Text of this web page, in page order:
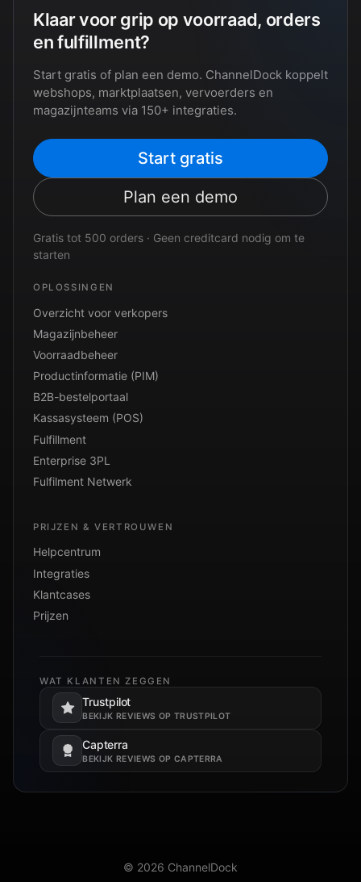
Klaar voor grip op voorraad, orders
en fulfillment?
Start gratis of plan een demo. ChannelDock koppelt
webshops, marktplaatsen, vervoerders en
magazijnteams via 150+ integraties.
Start gratis
Plan een demo
Gratis tot 500 orders · Geen creditcard nodig om te
starten
OPLOSSINGEN
Overzicht voor verkopers
Magazijnbeheer
Voorraadbeheer
Productinformatie (PIM)
B2B-bestelportaal
Kassasysteem (POS)
Fulfillment
Enterprise 3PL
Fulfilment Netwerk
PRIJZEN & VERTROUWEN
Helpcentrum
Integraties
Klantcases
Prijzen
WAT KLANTEN ZEGGEN
Trustpilot
BEKIJK REVIEWS OP TRUSTPILOT
Opent in een nieuw tabblad.
Capterra
BEKIJK REVIEWS OP CAPTERRA
Opent in een nieuw tabblad.
© 2026 ChannelDock